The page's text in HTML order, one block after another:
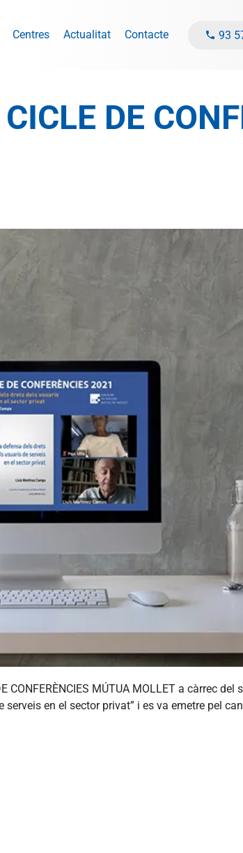
Centres Actualitat Contacte 93
DE
CONFERÈNCIES MÚTUA MOLLET a càrrec
en el sector privat” i es va emetre pel